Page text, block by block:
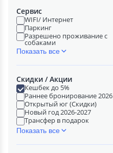
Сервис
WIFI/ Интернет
Паркинг
Разрешено проживание с
собаками
Показать все
Скидки / Акции
Кешбек до 5%
Раннее бронирование 2026
Открытый юг (Скидки)
Новый год 2026-2027
Трансфер в подарок
Показать все